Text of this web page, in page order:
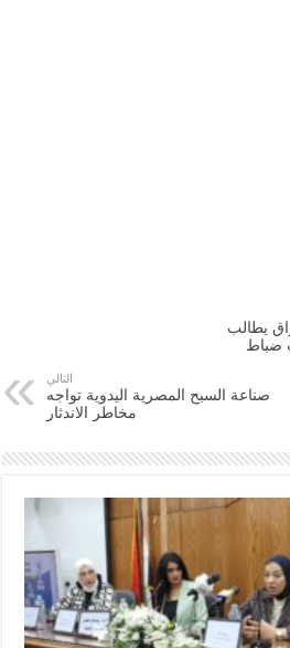
يطالب
ضباط
التالي
صناعة السبح المصرية اليدوية تواجه
مخاطر الاندثار